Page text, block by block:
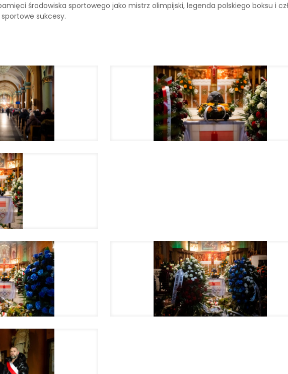
środowiska sportowego jako mistrz olimpijski, legenda polskiego boksu i
sukcesy.